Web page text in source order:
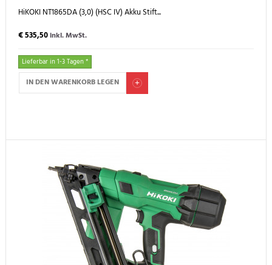
HiKOKI NT1865DA (3,0) (HSC IV) Akku Stift...
€ 535,50inkl. MwSt.
Lieferbar in 1-3 Tagen *
IN DEN WARENKORB LEGEN